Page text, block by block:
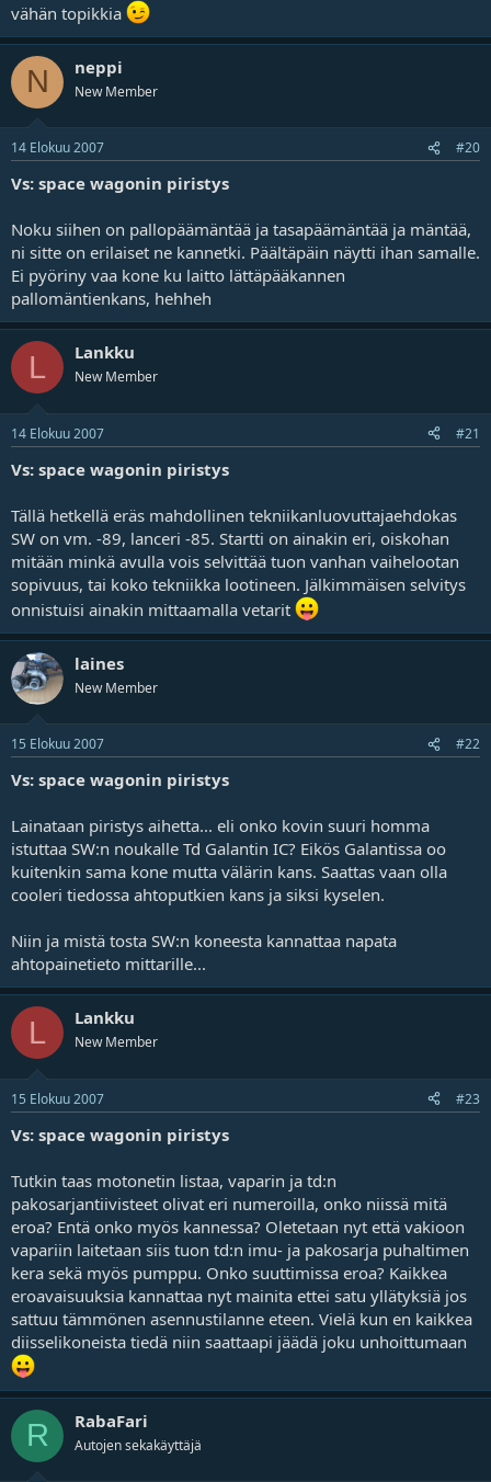
vähän topikkia
N neppi
New Member
14 Elokuu 2007 #20
Vs: space wagonin piristys
Noku siihen on pallopäämäntää ja tasapäämäntää ja mäntää,
ni sitte on erilaiset ne kannetki. Päältäpäin näytti ihan samalle.
Ei pyöriny vaa kone ku laitto lättäpääkannen
pallomäntienkans, hehheh
L Lankku
New Member
14 Elokuu 2007 #21
Vs: space wagonin piristys
Tällä hetkellä eräs mahdollinen tekniikanluovuttajaehdokas
SW on vm. -89, lanceri -85. Startti on ainakin eri, oiskohan
mitään minkä avulla vois selvittää tuon vanhan vaihelootan
sopivuus, tai koko tekniikka lootineen. Jälkimmäisen selvitys
onnistuisi ainakin mittaamalla vetarit
laines
New Member
15 Elokuu 2007 #22
Vs: space wagonin piristys
Lainataan piristys aihetta... eli onko kovin suuri homma
istuttaa SW:n noukalle Td Galantin IC? Eikös Galantissa oo
kuitenkin sama kone mutta välärin kans. Saattas vaan olla
cooleri tiedossa ahtoputkien kans ja siksi kyselen.
Niin ja mistä tosta SW:n koneesta kannattaa napata
ahtopainetieto mittarille...
L Lankku
New Member
15 Elokuu 2007 #23
Vs: space wagonin piristys
Tutkin taas motonetin listaa, vaparin ja td:n
pakosarjantiivisteet olivat eri numeroilla, onko niissä mitä
eroa? Entä onko myös kannessa? Oletetaan nyt että vakioon
vapariin laitetaan siis tuon td:n imu- ja pakosarja puhaltimen
kera sekä myös pumppu. Onko suuttimissa eroa? Kaikkea
eroavaisuuksia kannattaa nyt mainita ettei satu yllätyksiä jos
sattuu tämmönen asennustilanne eteen. Vielä kun en kaikkea
diisselikoneista tiedä niin saattaapi jäädä joku unhoittumaan
R RabaFari
Autojen sekakäyttäjä